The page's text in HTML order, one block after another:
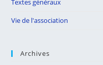
Textes généraux
Vie de l'association
Archives